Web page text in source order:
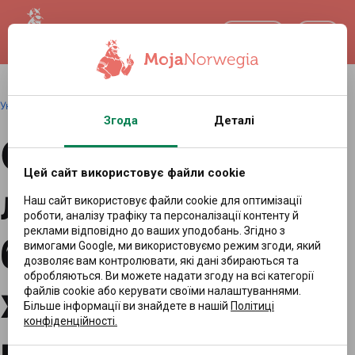
Українська
Стоматолог
лише для
багатих? Партії
хочуть змін
Згода Деталі
Цей сайт використовує файли cookie
Наш сайт використовує файли cookie для оптимізації
роботи, аналізу трафіку та персоналізації контенту й
реклами відповідно до ваших уподобань. Згідно з
вимогами Google, ми використовуємо режим згоди, який
дозволяє вам контролювати, які дані збираються та
обробляються. Ви можете надати згоду на всі категорії
файлів cookie або керувати своїми налаштуваннями.
Більше інформації ви знайдете в нашій Політиці
конфіденційності.